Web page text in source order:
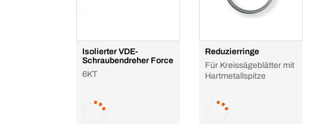
Isolierter VDE-
Schraubendreher Force
6KT
Reduzierringe
Für Kreissägeblätter mit
Hartmetallspitze